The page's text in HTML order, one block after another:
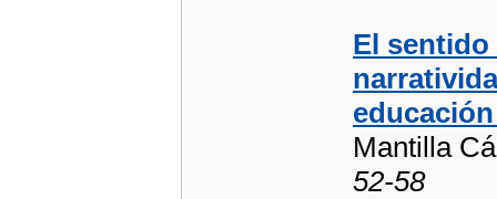
El
Mantilla
52-58